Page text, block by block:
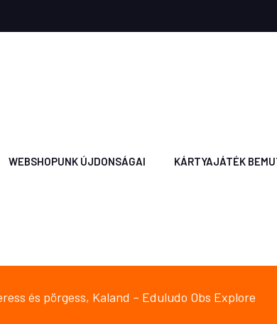
WEBSHOPUNK ÚJDONSÁGAI KÁRTYAJÁTÉK
és pörgess, Kaland – Eduludo Obs Explore